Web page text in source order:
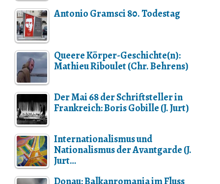
Antonio Gramsci 80. Todestag
Queere Körper-Geschichte(n):
Mathieu Riboulet (Chr. Behrens)
Der Mai 68 der Schriftsteller in
Frankreich: Boris Gobille (J. Jurt)
Internationalismus und
Nationalismus der Avantgarde (J.
Jurt…
Donau: Balkanromania im Fluss